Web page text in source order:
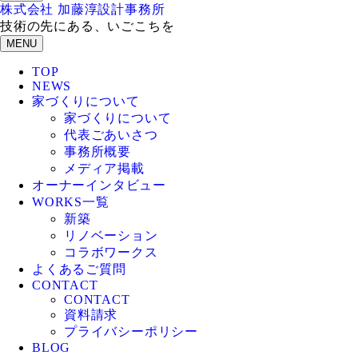
株式会社 加藤淳設計事務所
技術の先にある、いごこちを
MENU
TOP
NEWS
家づくりについて
家づくりについて
代表ごあいさつ
事務所概要
メディア掲載
オーナーインタビュー
WORKS一覧
新築
リノベーション
コラボワークス
よくあるご質問
CONTACT
CONTACT
資料請求
プライバシーポリシー
BLOG